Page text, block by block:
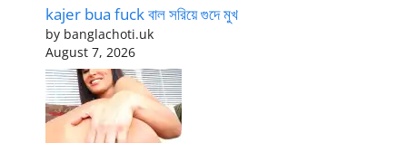
kajer bua fuck বাল সরিয়ে গুদে মুখ
by banglachoti.uk
August 7, 2026